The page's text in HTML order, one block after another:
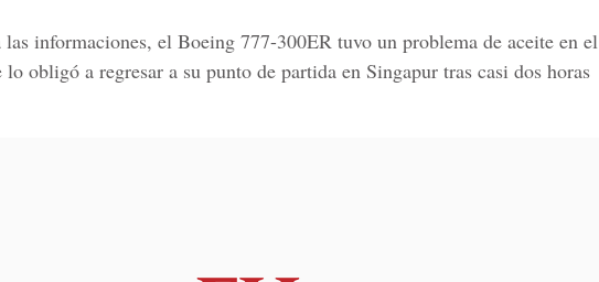
las informaciones, el Boeing 777-300ER tuvo un problema de aceite en el
obligó a regresar a su punto de partida en Singapur tras casi dos horas